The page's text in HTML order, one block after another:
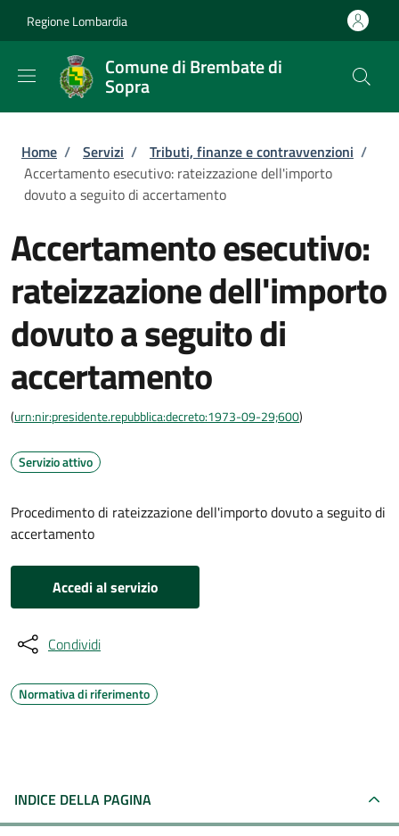
Regione Lombardia
Comune di Brembate di
Sopra
Briciole di pane
Home / Servizi / Tributi, finanze e contravvenzioni /
Accertamento esecutivo: rateizzazione dell'importo
dovuto a seguito di accertamento
Accertamento esecutivo:
rateizzazione dell'importo
dovuto a seguito di
accertamento
(urn:nir:presidente.repubblica:decreto:1973-09-29;600)
Servizio attivo
Procedimento di rateizzazione dell'importo dovuto a seguito di
accertamento
Accedi al servizio
Condividi
Normativa di riferimento
INDICE DELLA PAGINA